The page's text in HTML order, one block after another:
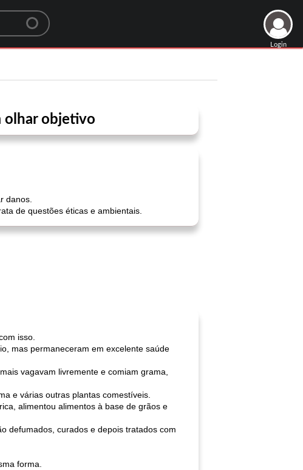
Login
olhar objetivo
danos.
de questões éticas e ambientais.
isso.
mas permaneceram em excelente saúde
vagavam livremente e comiam grama,
e várias outras plantas comestíveis.
alimentou alimentos à base de grãos e
defumados, curados e depois tratados com
forma.